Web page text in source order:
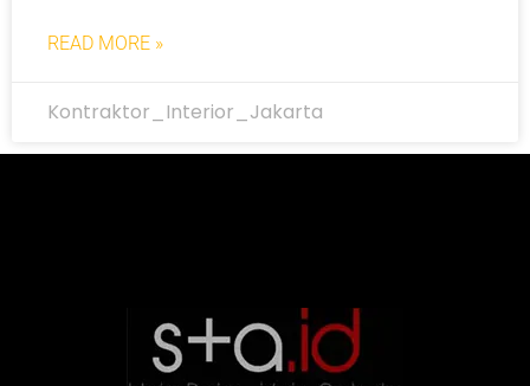
READ MORE »
Kontraktor_Interior_Jakarta